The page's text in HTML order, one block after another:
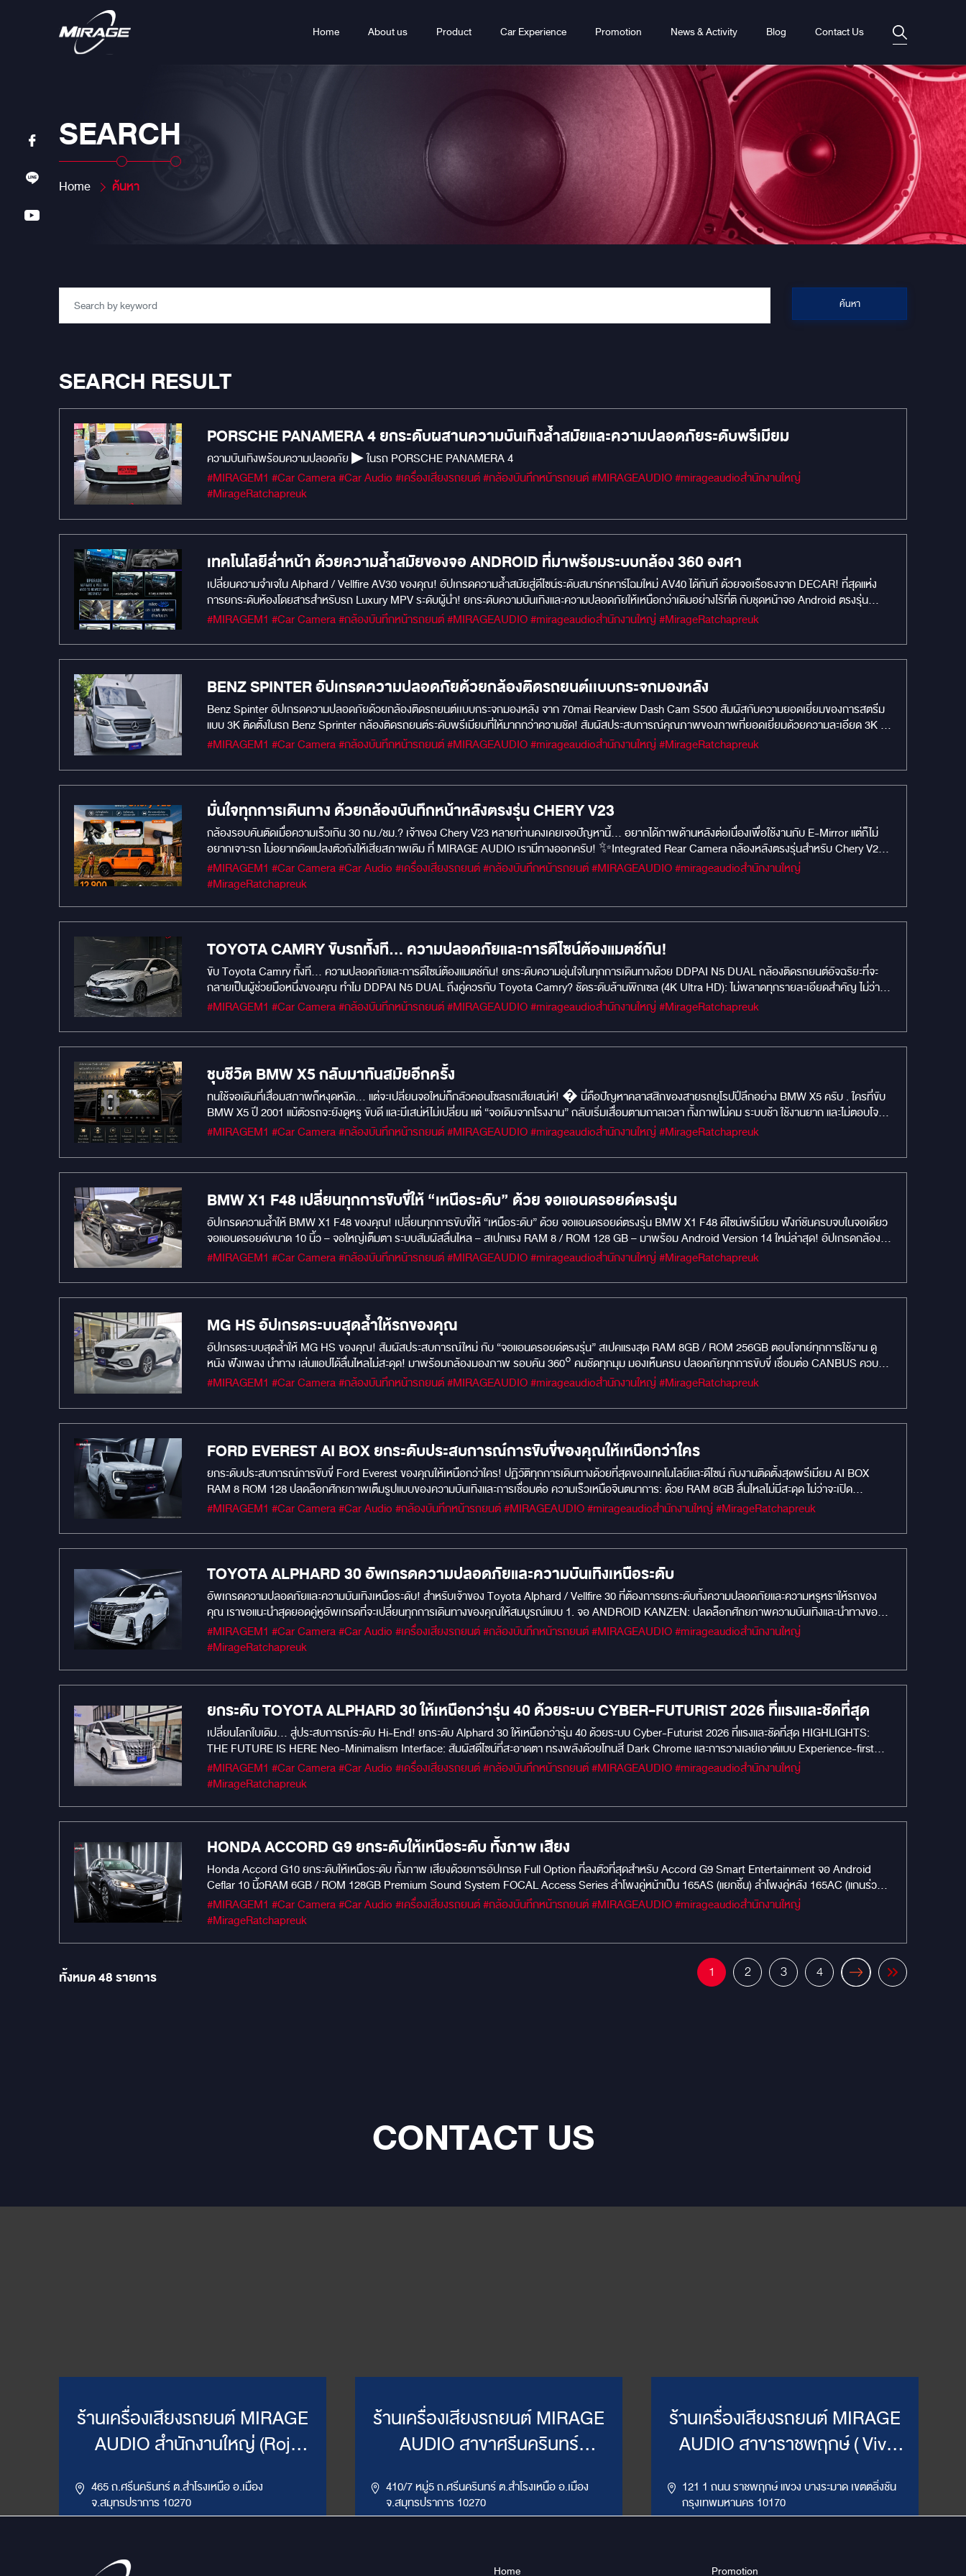
Home About us Product Car Experience Promotion News & Activity Blog Contact Us
SEARCH
Home ค้นหา
ค้นหา
SEARCH RESULT
PORSCHE PANAMERA 4 ยกระดับผสานความบันเทิงล้ำสมัยและความปลอดภัยระดับพรีเมียม
ความบันเทิงพร้อมความปลอดภัย ▶ ในรถ PORSCHE PANAMERA 4
#MIRAGEM1 #Car Camera #Car Audio #เครื่องเสียงรถยนต์ #กล้องบันทึกหน้ารถยนต์ #MIRAGEAUDIO #mirageaudioสำนักงานใหญ่
#MirageRatchapreuk
เทคโนโลยีล่ำหน้า ด้วยความล้ำสมัยของจอ ANDROID ที่มาพร้อมระบบกล้อง 360 องศา
เปลี่ยนความจำเจใน Alphard / Vellfire AV30 ของคุณ! อัปเกรดความล้ำสมัยสู่ดีไซน์ระดับสมาร์ทคาร์โฉมใหม่ AV40 ได้ทันที ด้วยจอเรือธงจาก DECAR! ที่สุดแห่ง
การยกระดับห้องโดยสารสำหรับรถ Luxury MPV ระดับผู้นำ! ยกระดับความบันเทิงและความปลอดภัยให้เหนือกว่าเดิมอย่างไร้ที่ติ กับชุดหน้าจอ Android ตรงรุ่น
พรีเมียมจาก DECAR แบรนด์ไทยที่เชี่ยวชาญด้านสื่อบันเทิงในรถยนต์มาอย่างยาวนานตั้งแต่ปี 2000 เพื่อรถ Alphard & Vellfire AV30 โดยเฉพาะ UPGRADE TO
แบบความหรูหรามาจากโฉมใหม่ล่าสุด (AV40) อย่างลงตัว ควบคุมแอร์อัจฉริยะ: สะดวกสบายสูงสุด รองรับการควบคุมระบบปรับอากาศ (แอร์) ทั้งด้านหน้าและด้านหลัง
ผ่านหน้าจอได้อย่างสมบูรณ์แบบ ความปลอดภัยระดับ 360 องศา เหนือกว่าด้วยมุมมองอัจฉริยะ (LENS WATCH): หมดปัญหาเรื่องมุมอับสายตาของรถตู้ไซส์ใหญ่
ด้วยการรวมระบบกล้องรอบทิศทางและมุมกล้องพิเศษที่ช่วยให้ทุกการกะระยะและการจอดเป็นเรื่องง่ายและปลอดภัยที่สุด: กล้อง 360° และ LENS WATCH: ตรวจ
สอบรอบคันด้วยเลนส์จับภาพมุมมองซ้ายและขวา มุมมองล้อหลัง (ซ้ายและขวา): ช่วยป้องกันการเบียดฟุตบาทหรือสิ่งกีดขวางด้านล่างได้อย่างแม่นยำ มุมมองล้อหน้า
(ซ้ายและขวา): มั่นใจทุกการหักเลี้ยวในที่แคบหรือตรอกซอย มุมมองด้านข้างฝั่งหน้าและหลัง: เคลียร์ทุกจุดบอดข้างตัวรถเพื่อความปลอดภัยสูงสุดของคนที่คุณรัก
มั่นใจสูงสุดกับแบรนด์มาตรฐานระดับสากล: THAI BRAND SINCE 2000: แบรนด์ไทยที่ได้รับความไว้วางใจมามากกว่า 2 ทศวรรษ WARRANTY 36 Months: อุ่นใจ
ยาวๆ ด้วยการรับประกันสินค้าอย่างเป็นทางการหนาแน่นถึง 36 เดือน (3 ปีเต็ม)! งานติดตั้งระบบไฟและจอกลางรถพรีเมียมระดับหรู ต้องช่างผู้เชี่ยวชาญเฉพาะทาง
#MIRAGEM1 #Car Camera #กล้องบันทึกหน้ารถยนต์ #MIRAGEAUDIO #mirageaudioสำนักงานใหญ่ #MirageRatchapreuk
BENZ SPINTER อัปเกรดความปลอดภัยด้วยกล้องติดรถยนต์เเบบกระจกมองหลัง
Benz Spinter อัปเกรดความปลอดภัยด้วยกล้องติดรถยนต์เเบบกระจกมองหลัง จาก 70mai Rearview Dash Cam S500 สัมผัสกับความยอดเยี่ยมของการสตรีม
แบบ 3K ติดตั้งในรถ Benz Sprinter กล้องติดรถยนต์ระดับพรีเมียมที่ให้มากกว่าความชัด! สัมผัสประสบการณ์คุณภาพของภาพที่ยอดเยี่ยมด้วยความละเอียด 3K ที่
ขับเคลื่อนโดยเซนเซอร์ SONY STARVIS 2IMX675 หน้าจอสัมผัสแบบฟูลลามิเนตขนาด 9.35 นิ้ว เลนส์มุมกว้างทั้งกล้องหน้าและหลัง มุมมองครอบคลุมถนน 3 เลนส์
ถอยหลัง กล้องติดรถยนต์ทำเครื่องหมายเส้นที่จอดรถโดยอัตโนมัติ ทำให้การจอดรถง่ายขึ้น บันทึกวิดีโอฉุกเฉิน & ตรวจสอบที่จอดรถตลอด 24 ชั่วโมง การบันทึก ช่อง
สัญญาณคู่ โซลูชั่นซุปเปอร์คาปาซิเตอร์ การควบคุมด้วยเสียง
#MIRAGEM1 #Car Camera #กล้องบันทึกหน้ารถยนต์ #MIRAGEAUDIO #mirageaudioสำนักงานใหญ่ #MirageRatchapreuk
มั่นใจทุกการเดินทาง ด้วยกล้องบันทึกหน้าหลังตรงรุ่น CHERY V23
กล้องรอบคันตัดเมื่อความเร็วเกิน 30 กม./ชม.? เจ้าของ Chery V23 หลายท่านคงเคยเจอปัญหานี้… อยากได้ภาพด้านหลังต่อเนื่องเพื่อใช้งานกับ E-Mirror แต่ก็ไม่
อยากเจาะรถ ไม่อยากดัดแปลงตัวถังให้เสียสภาพเดิม ที่ MIRAGE AUDIO เรามีทางออกครับ! ✨Integrated Rear Camera กล้องหลังตรงรุ่นสำหรับ Chery V23
ออกแบบให้ติดตั้งแทนที่ไฟส่องป้ายทะเบียนเดิมอย่างลงตัว สวยเหมือนอุปกรณ์จากโรงงาน พร้อมใช้งานร่วมกับ E-Mirror ได้อย่างเต็มประสิทธิภาพ ✅ ภาพคมชัด
มองเห็นด้านหลังได้ต่อเนื่อง ✅ ติดตั้งแบบ Plug & Play ✅ ไม่เจาะ ไม่ตัด ไม่ดัดแปลงตัวรถ ✅ ไฟส่องป้ายทะเบียนทำงานครบ 100% ✅ คงสภาพรถเดิมและไม่
#MIRAGEM1 #Car Camera #Car Audio #เครื่องเสียงรถยนต์ #กล้องบันทึกหน้ารถยนต์ #MIRAGEAUDIO #mirageaudioสำนักงานใหญ่
#MirageRatchapreuk
TOYOTA CAMRY ขับรถทั้งที... ความปลอดภัยและการดีไซน์ต้องแมตช์กัน!
ขับ Toyota Camry ทั้งที... ความปลอดภัยและการดีไซน์ต้องแมตช์กัน! ยกระดับความอุ่นใจในทุกการเดินทางด้วย DDPAI N5 DUAL กล้องติดรถยนต์อัจฉริยะที่จะ
กลายเป็นผู้ช่วยมือหนึ่งของคุณ ทำไม DDPAI N5 DUAL ถึงคู่ควรกับ Toyota Camry? ชัดระดับล้านพิกเซล (4K Ultra HD): ไม่พลาดทุกรายละเอียดสำคัญ ไม่ว่าจะ
กลางวันหรือกลางคืน ทะเบียนคันหน้าชัดเจน มั่นใจได้ 100% กล้องคู่หน้า-หลัง (Dual Camera): ปกป้องรอบคัน ครอบคลุมทุกมุมอับสายตา บันทึกเหตุการณ์ได้ครบ
เสถียร และรวดเร็ว "เพราะรถหรูระดับผู้นำอย่าง Camry คู่ควรกับระบบความปลอดภัยที่ดีที่สุดเท่านั้น"
#MIRAGEM1 #Car Camera #กล้องบันทึกหน้ารถยนต์ #MIRAGEAUDIO #mirageaudioสำนักงานใหญ่ #MirageRatchapreuk
ชุบชีวิต BMW X5 กลับมาทันสมัยอีกครั้ง
ทนใช้จอเดิมที่เสื่อมสภาพก็หงุดหงิด… แต่จะเปลี่ยนจอใหม่ก็กลัวคอนโซลรถเสียเสน่ห์! � นี่คือปัญหาคลาสสิกของสายรถยุโรปปีลึกอย่าง BMW X5 ครับ . ใครที่ขับ
BMW X5 ปี 2001 แม้ตัวรถจะยังดูหรู ขับดี และมีเสน่ห์ไม่เปลี่ยน แต่ “จอเดิมจากโรงงาน” กลับเริ่มเสื่อมตามกาลเวลา ทั้งภาพไม่คม ระบบช้า ใช้งานยาก และไม่ตอบโจทย์
ไลฟ์สไตล์ การขับขี่ยุคนี้อีกต่อไป . หลายคนอาจสงสัยว่า "รถปี 2001... จะอัปเกรดเทคโนโลยีให้ล้ำสมัยแบบรถยุคนี้ได้จริงเหรอ?" ถ้าคุณกังวลว่าหากเปลี่ยนจอแล้วจะ
แบบ พรีเมี่ยมเนียนตา! . ที่ MIRAGE AUDIO เราเลือกใช้จอ Android ตรงรุ่น สเปก RAM 8 / ROM 256 พร้อมกล้อง 360 องศา ที่ออกแบบให้เข้ากับ BMW X5 โดย
เฉพาะ ทั้งความลื่น ความคมชัด และการเชื่อมต่อที่ตอบโจทย์การใช้งานยุคใหม่ โดยยังคงภาพลักษณ์เดิมของรถไว้ครบ . ทำไมไอเทมชุดนี้ถึงตอบโจทย์คนรักรถ BMW
X5? มาดูจากมุมของคนใช้จริงกันครับ 1. จอ Android ตรงรุ่น สเปกแรง ใช้งานลื่นเหมือนรถยุคใหม่ จุดเด่นของจอรุ่นนี้ ไม่ได้มีแค่ความสวย แต่คือ “ประสบการณ์ใช้
งาน” ที่ตอบโจทย์ทุกวันครับ ด้วยสเปก จอ Android RAM 8 / ROM 256 รองรับ Netflix, YouTube, Spotify, Google Maps, CarPlay และ Android Auto ใช้งาน
ลื่น โหลดไว ตอบโจทย์ทุกการขับขี่ครับ 2. กล้อง 360 องศา เพิ่มความมั่นใจทุกการจอด เปิดไฟเลี้ยวหรือเข้าเกียร์ถอย ภาพรอบคันจะแสดงทันที พร้อมมุมมอง Bird’s
Eye View และระบบหมุนดูรถแบบ 3D ช่วยลดมุมอับ จอดง่ายขึ้นมากครับ 3. อัปเกรดเทคโนโลยี โดยยังคงความคลาสสิกของรถ งานติดตั้งเนียนตรงรุ่น เข้ากับคอนโซล
เดิมเหมือนออกจากโรงงาน เพิ่มความทันสมัยโดยไม่เสียเสน่ห์ของ BMW X5 เดิมครับ ที่ MIRAGE AUDIO เราเข้าใจว่า “รถยุโรปคลาสสิก” ไม่ใช่แค่รถ… แต่มันคือ
ของ BMW X5 เอาไว้ให้มากที่สุด หากจอเดิมเริ่มไม่ตอบโจทย์…ลองเข้ามาสัมผัสการใช้งานจริง พร้อมให้ทีมงาน MIRAGE AUDIO แนะนำชุดที่เหมาะกับรถของคุณ
ครับ
#MIRAGEM1 #Car Camera #กล้องบันทึกหน้ารถยนต์ #MIRAGEAUDIO #mirageaudioสำนักงานใหญ่ #MirageRatchapreuk
BMW X1 F48 เปลี่ยนทุกการขับขี่ให้ “เหนือระดับ” ด้วย จอแอนดรอยด์ตรงรุ่น
อัปเกรดความล้ำให้ BMW X1 F48 ของคุณ! เปลี่ยนทุกการขับขี่ให้ “เหนือระดับ” ด้วย จอแอนดรอยด์ตรงรุ่น BMW X1 F48 ดีไซน์พรีเมียม ฟังก์ชันครบจบในจอเดียว
จอแอนดรอยด์ขนาด 10 นิ้ว – จอใหญ่เต็มตา ระบบสัมผัสลื่นไหล – สเปกแรง RAM 8 / ROM 128 GB – มาพร้อม Android Version 14 ใหม่ล่าสุด! อัปเกรดกล้อง
มองหลังระบบ AHD – ภาพคมชัดระดับ Full HD – มองเห็นได้ชัดทั้งกลางวันและกลางคืน รองรับ Apple CarPlay / Android Auto แบบไร้สาย – เชื่อมต่อสมาร์ตโฟน
และระบบเดิมของรถได้ครบ
#MIRAGEM1 #Car Camera #กล้องบันทึกหน้ารถยนต์ #MIRAGEAUDIO #mirageaudioสำนักงานใหญ่ #MirageRatchapreuk
MG HS อัปเกรดระบบสุดล้ำให้รถของคุณ
อัปเกรดระบบสุดล้ำให้ MG HS ของคุณ! สัมผัสประสบการณ์ใหม่ กับ “จอแอนดรอยด์ตรงรุ่น” สเปคแรงสุด RAM 8GB / ROM 256GB ตอบโจทย์ทุกการใช้งาน ดู
หนัง ฟังเพลง นำทาง เล่นแอปได้ลื่นไหลไม่สะดุด! มาพร้อมกล้องมองภาพ รอบคัน 360° คมชัดทุกมุม มองเห็นครบ ปลอดภัยทุกการขับขี่ เชื่อมต่อ CANBUS ควบคุม
ได้ครบทุกฟังก์ชันจากพวงมาลัย เหมือนจอเดิมจากโรงงาน
#MIRAGEM1 #Car Camera #กล้องบันทึกหน้ารถยนต์ #MIRAGEAUDIO #mirageaudioสำนักงานใหญ่ #MirageRatchapreuk
FORD EVEREST AI BOX ยกระดับประสบการณ์การขับขี่ของคุณให้เหนือกว่าใคร
ยกระดับประสบการณ์การขับขี่ Ford Everest ของคุณให้เหนือกว่าใคร! ปฏิวัติทุกการเดินทางด้วยที่สุดของเทคโนโลยีและดีไซน์ กับงานติดตั้งสุดพรีเมียม AI BOX
RAM 8 ROM 128 ปลดล็อกศักยภาพเต็มรูปแบบของความบันเทิงและการเชื่อมต่อ ความเร็วเหนือจินตนาการ: ด้วย RAM 8GB ลื่นไหลไม่มีสะดุด ไม่ว่าจะเปิด
แอปพลิเคชันกี่ตัว พื้นที่จัดเก็บจุใจ: ROM 128GB ให้คุณดาวน์โหลดแอปโปรด, เพลง, และวิดีโอได้ไม่อั้น โลกทั้งใบในมือคุณ: เปลี่ยนหน้าจอเดิมๆ ของ Ford Everest ให้
และ Android Auto แบบไร้สาย สั่งงานด้วยเสียง: ควบคุมฟังก์ชันต่างๆ ได้ง่ายๆ ด้วยคำสั่งเสียง ให้คุณไม่พลาดทุกสายตาบนท้องถนน กล้องบันทึก DDPAI Z40
เพื่อนร่วมทางที่พร้อมปกป้องทุกเส้นทางของคุณ คมชัดทุกรายละเอียด: บันทึกภาพความละเอียดสูง ทั้งกลางวันและกลางคืน ด้วยเทคโนโลยีภาพที่เหนือกว่า ปลอดภัย
ไร้กังวล: พร้อมเป็นพยานปากสำคัญในทุกเหตุการณ์ไม่คาดฝัน ด้วยระบบบันทึกแบบวนซ้ำและ G-sensor เชื่อมต่อสมาร์ทโฟน: ดูภาพย้อนหลัง ดาวน์โหลด หรือแชร์
วิดีโอได้อย่างง่ายดายผ่านแอปพลิเคชัน ดีไซน์กลมกลืน: ขนาดกะทัดรัด ไม่บดบังทัศนวิสัย ติดตั้งได้อย่างลงตัวกับ Ford Everest ของคุณ อย่ารอช้า! สัมผัส
ประสบการณ์การขับขี่แห่งอนาคตก่อนใครได้แล้ววันนี้!
#MIRAGEM1 #Car Camera #Car Audio #กล้องบันทึกหน้ารถยนต์ #MIRAGEAUDIO #mirageaudioสำนักงานใหญ่ #MirageRatchapreuk
TOYOTA ALPHARD 30 อัพเกรดความปลอดภัยและความบันเทิงเหนือระดับ
อัพเกรดความปลอดภัยและความบันเทิงเหนือระดับ! สำหรับเจ้าของ Toyota Alphard / Vellfire 30 ที่ต้องการยกระดับทั้งความปลอดภัยและความหรูหราให้รถของ
คุณ เราขอแนะนำสุดยอดคู่หูอัพเกรดที่จะเปลี่ยนทุกการเดินทางของคุณให้สมบูรณ์แบบ 1. จอ ANDROID KANZEN: ปลดล็อกศักยภาพความบันเทิงและนำทางของ
รถคุณให้เหนือกว่าเดิม ด้วย จอ Android KANZEN ที่ออกแบบมาเพื่อ Alphard 30 โดยเฉพาะ! พลังแรงไม่สะดุด: ด้วย RAM 8GB / ROM 256GB และ CPU 8-
Core ความเร็ว 2.7GHz ทำให้การสลับแอปพลิเคชันและการใช้งานลื่นไหลทันใจ ไม่มีคำว่าหน่วง ภาพคมชัดระดับ 2K: เพลิดเพลินกับภาพและวิดีโอระดับ QLED 2K
คุณภาพเสียงระดับพรีเมียม: มาพร้อม Digital Power Amplifier TDA7803 / AKM7739 / DTS มั่นใจได้ว่าทุกเสียงเพลงในรถของคุณจะทรงพลังและคมชัด รองรับ
Carplay / Android Auto: เชื่อมต่อสมาร์ทโฟนได้อย่างสมบูรณ์แบบ 2. กล้องติดรถยนต์ 70mai Dash Cam M300: อุ่นใจทุกเส้นทาง (พร้อมติดตั้งใน Alphard 30)
ความคมชัด 2K: บันทึกวิดีโอความละเอียดสูง 2K (1440P) เห็นป้ายทะเบียนและรายละเอียดเหตุการณ์ได้อย่างชัดเจน โหมดบันทึกขณะจอด: ช่วยปกป้องรถ Alphard
สุดรักของคุณตลอด 24 ชั่วโมง (เมื่อติดตั้งชุดบันทึกขณะจอด) ติดตั้งฟรี! พร้อมบริการติดตั้งนอกสถานที่: ทีมงานมืออาชีพของเราจะดูแลการติดตั้งอย่างประณีต ไม่
ทำให้รถพรีเมียมของคุณเสียหาย
#MIRAGEM1 #Car Camera #Car Audio #เครื่องเสียงรถยนต์ #กล้องบันทึกหน้ารถยนต์ #MIRAGEAUDIO #mirageaudioสำนักงานใหญ่
#MirageRatchapreuk
ยกระดับ TOYOTA ALPHARD 30 ให้เหนือกว่ารุ่น 40 ด้วยระบบ CYBER-FUTURIST 2026 ที่แรงและชัดที่สุด
เปลี่ยนโลกใบเดิม... สู่ประสบการณ์ระดับ Hi-End! ยกระดับ Alphard 30 ให้เหนือกว่ารุ่น 40 ด้วยระบบ Cyber-Futurist 2026 ที่แรงและชัดที่สุด HIGHLIGHTS:
THE FUTURE IS HERE Neo-Minimalism Interface: สัมผัสดีไซน์ที่สะอาดตา ทรงพลังด้วยโทนสี Dark Chrome และการวางเลย์เอาต์แบบ Experience-first
เน้นความหรูหราล้ำยุค Extreme Performance: ขุมพลัง RAM 8GB / ROM 128GB ประมวลผลไวระดับเทพ ลื่นไหลไม่มีสะดุดทุกแอปพลิเคชัน Vision 360°: มั่นใจ
ทุกการขับขี่ด้วยระบบกล้องรอบคัน 360 องศา ความคมชัดสูง เห็นครบทุกองศาเพื่อความปลอดภัยสูงสุด Dual-Screen Experience: จอหน้าดีไซน์ใหม่ แปลงโฉม
หลังด้วยสัญญาณดิจิทัล ไร้รอยต่อ ทำไมต้องอัปเกรดที่นี่? งานติดตั้งระดับ Premium ที่เน้นความปราณีตและดีไซน์แบบ Cyber-Futurist ผสมผสานเทคโนโลยี AI เข้า
กับความเรียบหรูที่คุณสัมผัสได้จริง
#MIRAGEM1 #Car Camera #Car Audio #เครื่องเสียงรถยนต์ #กล้องบันทึกหน้ารถยนต์ #MIRAGEAUDIO #mirageaudioสำนักงานใหญ่
#MirageRatchapreuk
HONDA ACCORD G9 ยกระดับให้เหนือระดับ ทั้งภาพ เสียง
Honda Accord G10 ยกระดับให้เหนือระดับ ทั้งภาพ เสียงด้วยการอัปเกรด Full Option ที่ลงตัวที่สุดสำหรับ Accord G9 Smart Entertainment จอ Android
Ceflar 10 นิ้วRAM 6GB / ROM 128GB Premium Sound System FOCAL Access Series ลำโพงคู่หน้าเป็น 165AS (แยกชิ้น) ลำโพงคู่หลัง 165AC (แกนร่วม)
MERCURY GOLD Damp: เสริมความเงียบด้วยการแดมป์ประตู 2 ชั้น Safety First 70mai Dash Cam M310: กล้องบันทึกรุ่นใหม่ คมชัด มั่นใจทุกการเดินทาง
#MIRAGEM1 #Car Camera #Car Audio #เครื่องเสียงรถยนต์ #กล้องบันทึกหน้ารถยนต์ #MIRAGEAUDIO #mirageaudioสำนักงานใหญ่
#MirageRatchapreuk
ทั้งหมด48รายการ 1 2 3 4
CONTACT US
ร้านเครื่องเสียงรถยนต์ MIRAGE
AUDIO สำนักงานใหญ่ (Roj
465 ถ.ศรีนครินทร์ ต.สำโรงเหนือ อ.เมือง
จ.สมุทรปราการ 10270
LINE ID : @mirageaudio
ร้านเครื่องเสียงรถยนต์ MIRAGE
AUDIO สาขาศรีนครินทร์
410/7 หมู่5 ถ.ศรีนครินทร์ ต.สำโรงเหนือ อ.เมือง
จ.สมุทรปราการ 10270
ร้านเครื่องเสียงรถยนต์ MIRAGE
AUDIO สาขาราชพฤกษ์ ( Vivi
121 1 ถนน ราชพฤกษ์ แขวง บางระมาด เขตตลิ่งชัน
กรุงเทพมหานคร 10170
Home Promotion